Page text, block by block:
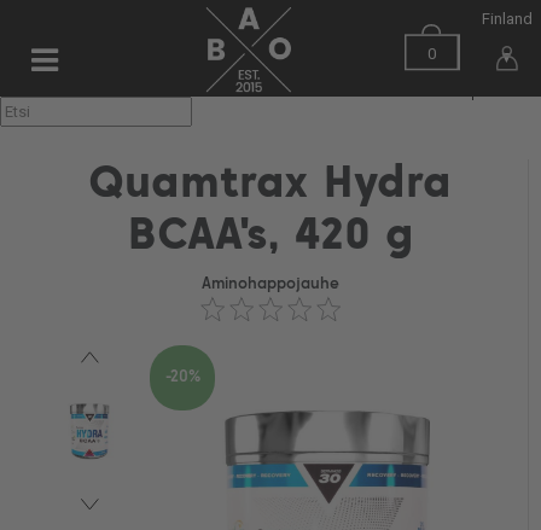
0
Finland
▼
Quamtrax Hydra
BCAA's, 420 g
Aminohappojauhe
-20%